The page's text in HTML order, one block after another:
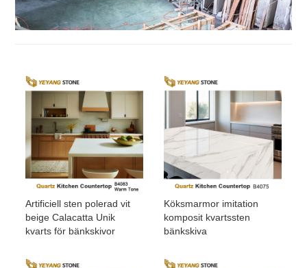
Artificiell sten polerad vit
beige Calacatta Unik
kvarts för bänkskivor
Köksmarmor imitation
komposit kvartssten
bänkskiva